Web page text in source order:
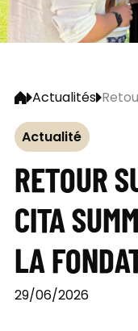
Actualités
Actualité
RETOUR
CITA
LA
29/06/2026